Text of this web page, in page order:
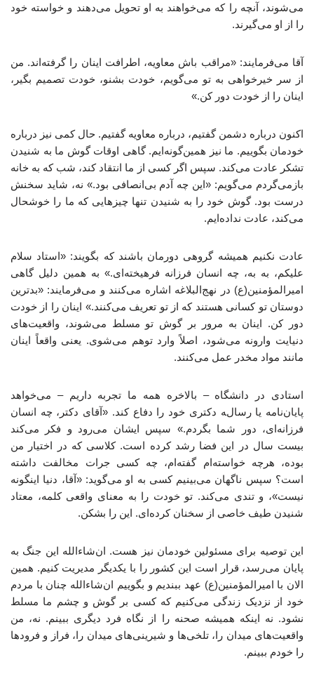
می‌شوند، آنچه را که می‌خواهند به او تحویل می‌دهند و خواسته خود
را از او می‌گیرند.
آقا می‌فرمایند: «مراقب باش معاویه، اطرافت اینان را گرفته‌اند. من
از سر خیرخواهی به تو می‌گویم، خودت بشنو، خودت تصمیم بگیر،
اینان را از خودت دور کن.»
اکنون درباره دشمن گفتیم، درباره معاویه گفتیم. حال کمی نیز درباره
خودمان بگوییم. ما نیز همین‌گونه‌ایم. گاهی اوقات گوش ما به شنیدن
تشکر عادت می‌کند. سپس اگر کسی از ما انتقاد کند، شب که به خانه
بازمی‌گردم می‌گویم: «این چه آدم بی‌انصافی بود.» نه، شاید سخنش
درست بود. گوش خود را به شنیدن تنها چیزهایی که ما را خوشحال
می‌کند، عادت نداده‌ایم.
عادت نکنیم همیشه گروهی دورمان باشند که بگویند: «استاد سلام
علیکم، به به، چه انسان فرزانه فرهیخته‌ای.» به همین دلیل گاهی
امیرالمؤمنین(ع) در نهج‌البلاغه اشاره می‌کنند و می‌فرمایند: «بدترین
دوستان تو کسانی هستند که از تو تعریف می‌کنند.» اینان را از خودت
دور کن. اینان به مرور بر گوش تو مسلط می‌شوند، واقعیت‌های
دنیایت وارونه می‌شود، اصلاً وارد توهم می‌شوی. یعنی واقعاً اینان
مانند مواد مخدر عمل می‌کنند.
استادی در دانشگاه – بالاخره همه ما تجربه داریم – می‌خواهد
پایان‌نامه یا رساله دکتری خود را دفاع کند. «آقای دکتر، چه انسان
فرزانه‌ای، دور شما بگردم.» سپس ایشان می‌رود و فکر می‌کند
بیست سال در این فضا رشد کرده است. کلاسی که در اختیار من
بوده، هرچه خواسته‌ام گفته‌ام، چه کسی جرات مخالفت داشته
است؟ سپس ناگهان می‌بینیم کسی به او می‌گوید: «آقا، دنیا اینگونه
نیست»، و تندی می‌کند. تو خودت را به معنای واقعی کلمه، معتاد
شنیدن طیف خاصی از سخنان کرده‌ای. این را بشکن.
این توصیه برای مسئولین خودمان نیز هست. ان‌شاءالله این جنگ به
پایان می‌رسد، قرار است این کشور را با یکدیگر مدیریت کنیم. همین
الان با امیرالمؤمنین(ع) عهد ببندیم و بگوییم ان‌شاءالله چنان با مردم
خود از نزدیک زندگی می‌کنیم که کسی بر گوش و چشم ما مسلط
نشود. نه اینکه همیشه صحنه را از نگاه فرد دیگری ببینم. نه، من
واقعیت‌های میدان را، تلخی‌ها و شیرینی‌های میدان را، فراز و فرودها
را خودم ببینم.